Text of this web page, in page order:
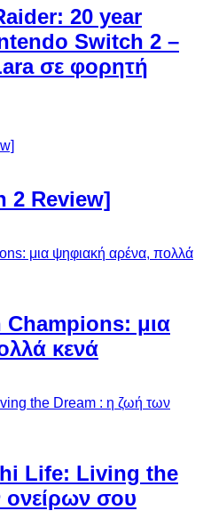
20 year
Switch 2 –
σε φορητή
2 Review]
μια
κενά
Life: Living the
σου